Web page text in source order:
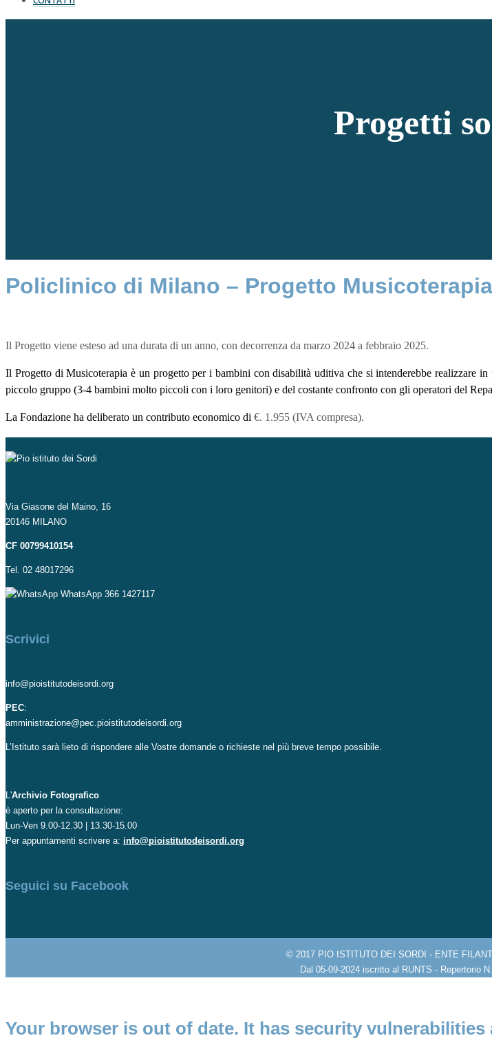
Progetti
Policlinico di Milano – Progetto Musicoterapia
Il Progetto viene esteso ad una durata di un anno, con decorrenza da marzo 2024 a febbraio 2025.
Il Progetto di Musicoterapia è un progetto per i bambini con disabilità uditiva che si intenderebbe realizzare
piccolo gruppo (3-4 bambini molto piccoli con i loro genitori) e del costante confronto con gli operatori del
La Fondazione ha deliberato un contributo economico di €. 1.955 (IVA compresa).
Via Giasone del Maino, 16
20146 MILANO
CF 00799410154
Tel. 02 48017296
WhatsApp 366 1427117
Scrivici
info@pioistitutodeisordi.org
PEC:
amministrazione@pec.pioistitutodeisordi.org
L’Istituto sarà lieto di rispondere alle Vostre domande o richieste nel più breve tempo possibile.
L'Archivio Fotografico
è aperto per la consultazione:
Lun-Ven 9.00-12.30 | 13.30-15.00
Per appuntamenti scrivere a: info@pioistitutodeisordi.org
Seguici su Facebook
© 2017 PIO ISTITUTO DEI SORDI - ENTE
Dal 05-09-2024 iscritto al RUNTS - Repertorio
Your browser is out of date. It has security